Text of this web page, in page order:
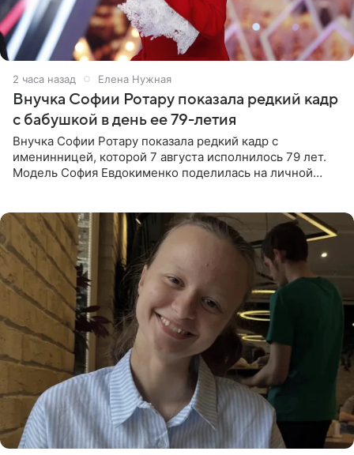
2 часа назад Елена Нужная
Внучка Софии Ротару показала редкий кадр
с бабушкой в день ее 79-летия
Внучка Софии Ротару показала редкий кадр с
именинницей, которой 7 августа исполнилось 79 лет.
Модель София Евдокименко поделилась на личной